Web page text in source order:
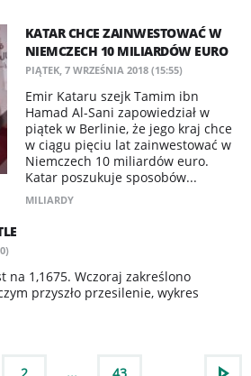
KATAR CHCE ZAINWESTOWAĆ W
NIEMCZECH 10 MILIARDÓW EURO
PIĄTEK, 7 WRZEŚNIA 2018 (15:55)
Emir Kataru szejk Tamim ibn
Hamad Al-Sani zapowiedział w
piątek w Berlinie, że jego kraj chce
w ciągu pięciu lat zainwestować w
Niemczech 10 miliardów euro.
Katar poszukuje sposobów...
MILIARDY
na 1,1675. Wczoraj zakreślono
przyszło przesilenie, wykres
2 ... 43